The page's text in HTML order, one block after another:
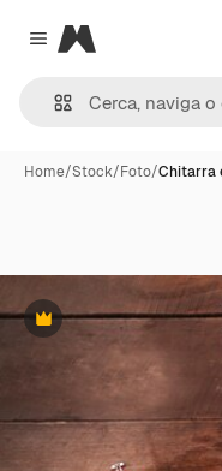
Close menu
Magnific
Home/Stock/Foto/Chitarra
Premium